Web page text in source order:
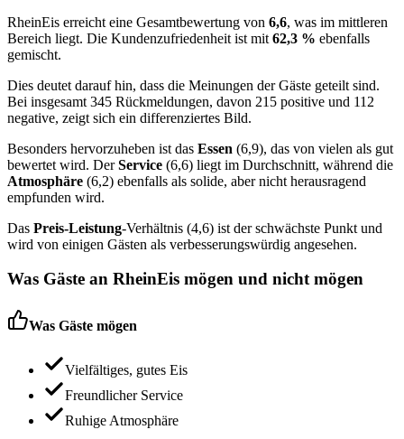
RheinEis erreicht eine Gesamtbewertung von 6,6, was im mittleren
Bereich liegt. Die Kundenzufriedenheit ist mit 62,3 % ebenfalls
gemischt.
Dies deutet darauf hin, dass die Meinungen der Gäste geteilt sind.
Bei insgesamt 345 Rückmeldungen, davon 215 positive und 112
negative, zeigt sich ein differenziertes Bild.
Besonders hervorzuheben ist das Essen (6,9), das von vielen als gut
bewertet wird. DerService (6,6) liegt im Durchschnitt, während die
Atmosphäre (6,2) ebenfalls als solide, aber nicht herausragend
empfunden wird.
Das Preis-Leistung-Verhältnis (4,6) ist der schwächste Punkt und
wird von einigen Gästen als verbesserungswürdig angesehen.
Was Gäste an RheinEis mögen und nicht mögen
Was Gäste mögen
Vielfältiges, gutes Eis
Freundlicher Service
Ruhige Atmosphäre